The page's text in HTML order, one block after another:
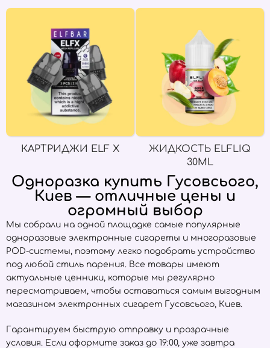
КАРТРИДЖИ ELF X
ЖИДКОСТЬ ELFLIQ
30ML
Одноразка купить Гусовсього,
Киев — отличные цены и
огромный выбор
Мы собрали на одной площадке самые популярные
одноразовые электронные сигареты и многоразовые
POD-системы, поэтому легко подобрать устройство
под любой стиль парения. Все товары имеют
актуальные ценники, которые мы регулярно
пересматриваем, чтобы оставаться самым выгодным
магазином электронных сигарет Гусовсього, Киев.
Гарантируем быструю отправку и прозрачные
условия. Если оформите заказ до 19:00, уже завтра